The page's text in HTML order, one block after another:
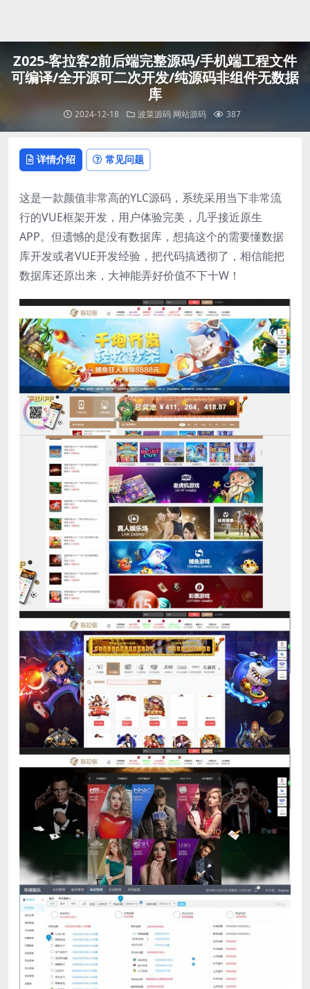
Z025-客拉客2前后端完整源码/手机端工程文件
可编译/全开源可二次开发/纯源码非组件无数据
库
2024-12-18 波菜源码 网站源码 387
详情介绍 常见问题
这是一款颜值非常高的YLC源码，系统采用当下非常流
行的VUE框架开发，用户体验完美，几乎接近原生
APP。但遗憾的是没有数据库，想搞这个的需要懂数据
库开发或者VUE开发经验，把代码搞透彻了，相信能把
数据库还原出来，大神能弄好价值不下十W！